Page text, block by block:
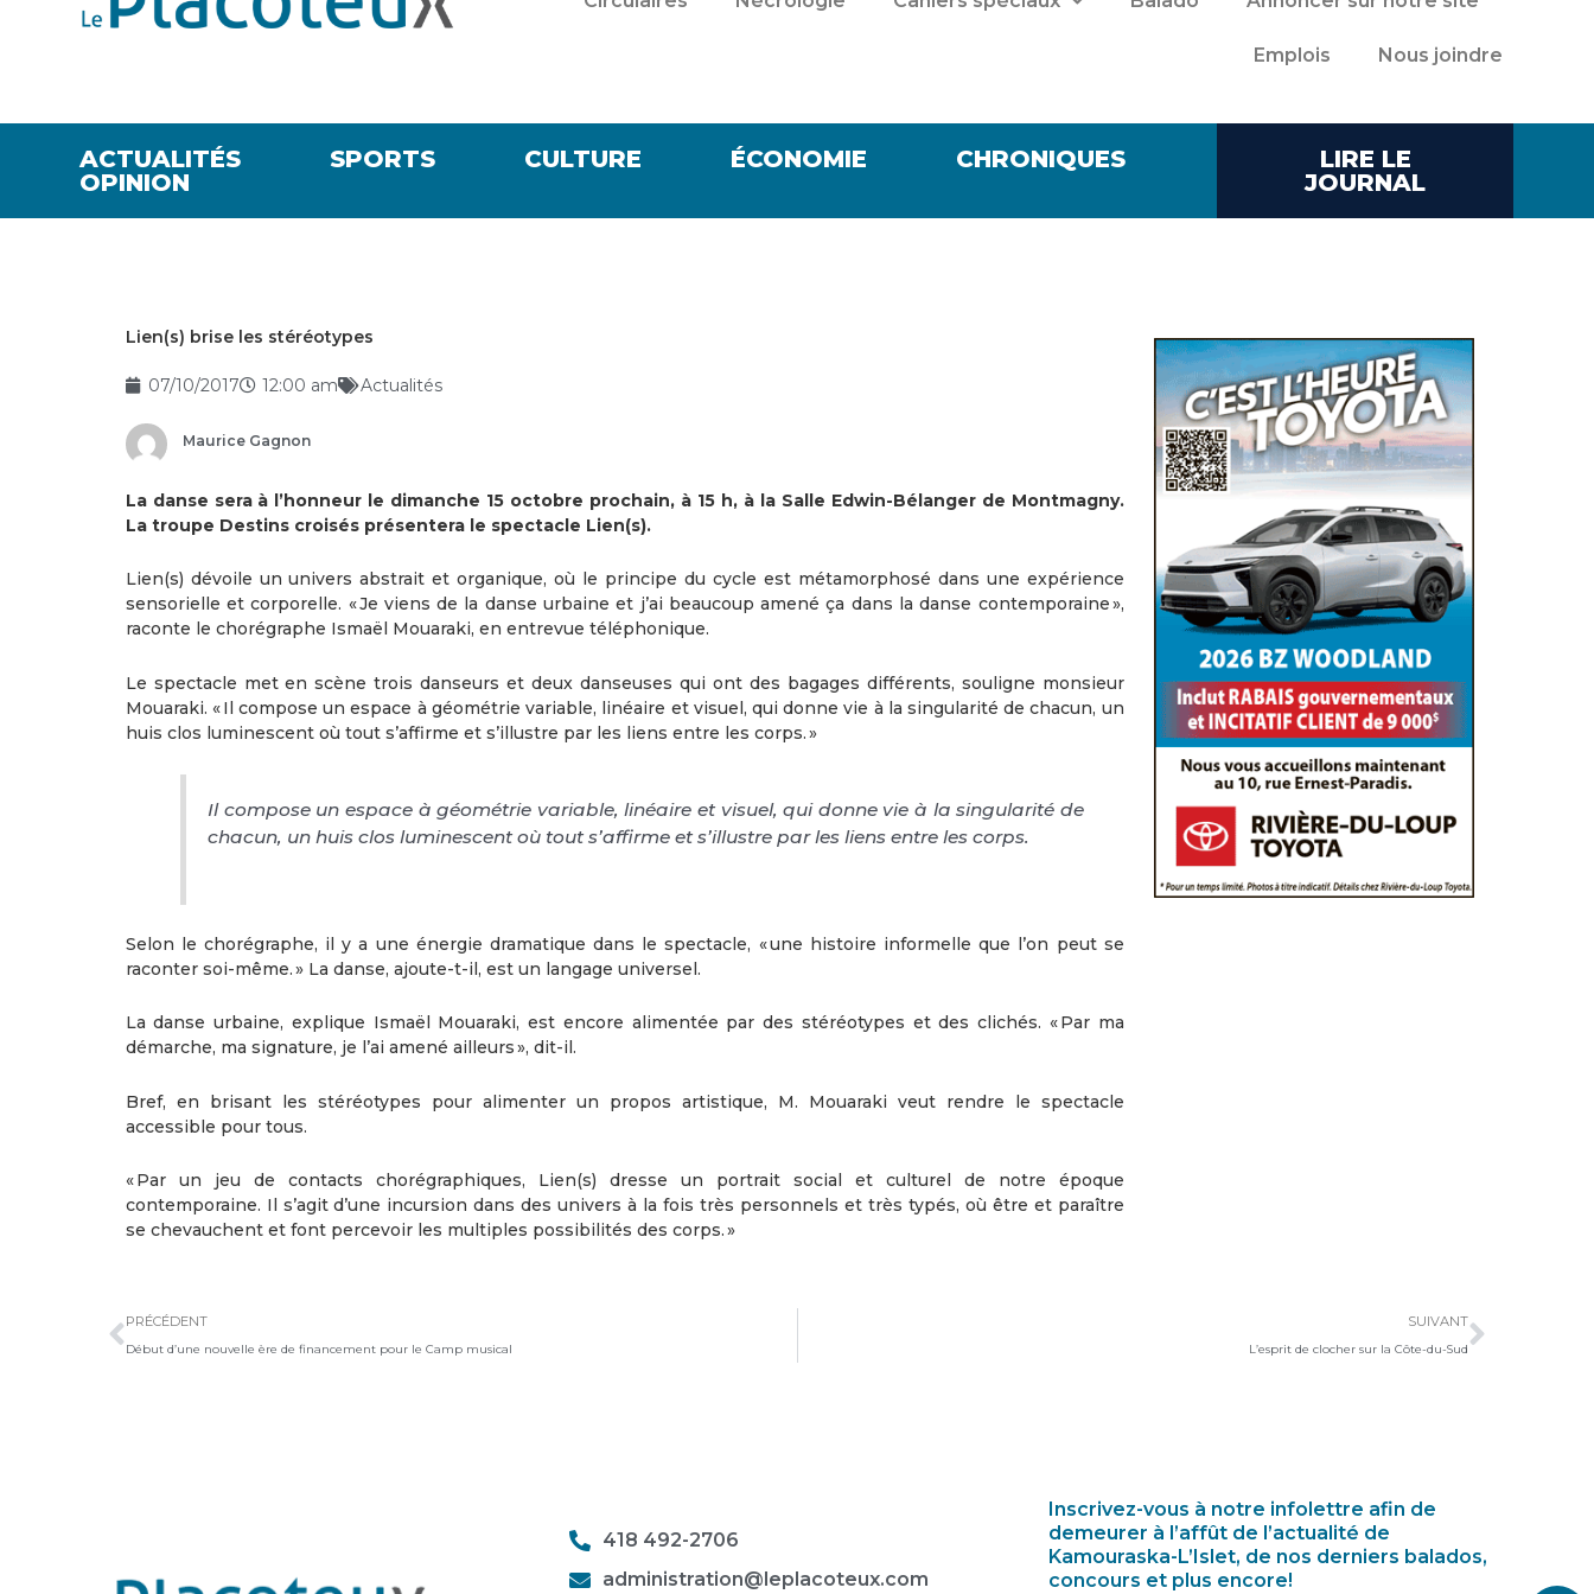
Emplois Nous joindre
ACTUALITÉS SPORTS CULTURE ÉCONOMIE
CHRONIQUES
OPINION
LIRE LE
JOURNAL
Lien(s) brise les stéréotypes
07/10/2017 12:00 am Actualités
Maurice Gagnon
La danse sera à l’honneur le dimanche 15 octobre prochain, à 15 h, à la Salle Edwin-Bélanger de Montmagny.
La troupe Destins croisés présentera le spectacle Lien(s).
Lien(s) dévoile un univers abstrait et organique, où le principe du cycle est métamorphosé dans une expérience
sensorielle et corporelle. « Je viens de la danse urbaine et j’ai beaucoup amené ça dans la danse contemporaine »,
raconte le chorégraphe Ismaël Mouaraki, en entrevue téléphonique.
Le spectacle met en scène trois danseurs et deux danseuses qui ont des bagages différents, souligne monsieur
Mouaraki. « Il compose un espace à géométrie variable, linéaire et visuel, qui donne vie à la singularité de chacun, un
huis clos luminescent où tout s’affirme et s’illustre par les liens entre les corps. »
Il compose un espace à géométrie variable, linéaire et visuel, qui donne vie à la singularité de
chacun, un huis clos luminescent où tout s’affirme et s’illustre par les liens entre les corps.
Selon le chorégraphe, il y a une énergie dramatique dans le spectacle, « une histoire informelle que l’on peut se
raconter soi-même. » La danse, ajoute-t-il, est un langage universel.
La danse urbaine, explique Ismaël Mouaraki, est encore alimentée par des stéréotypes et des clichés. « Par ma
démarche, ma signature, je l’ai amené ailleurs », dit-il.
Bref, en brisant les stéréotypes pour alimenter un propos artistique, M. Mouaraki veut rendre le spectacle
accessible pour tous.
« Par un jeu de contacts chorégraphiques, Lien(s) dresse un portrait social et culturel de notre époque
contemporaine. Il s’agit d’une incursion dans des univers à la fois très personnels et très typés, où être et paraître
se chevauchent et font percevoir les multiples possibilités des corps. »
PRÉCÉDENT
Début d’une nouvelle ère de financement pour le Camp musical
SUIVANT
L’esprit de clocher sur la Côte-du-Sud
418 492-2706
administration@leplacoteux.com
Inscrivez-vous à notre infolettre afin de
demeurer à l’affût de l’actualité de
Kamouraska-L’Islet, de nos derniers balados,
concours et plus encore!